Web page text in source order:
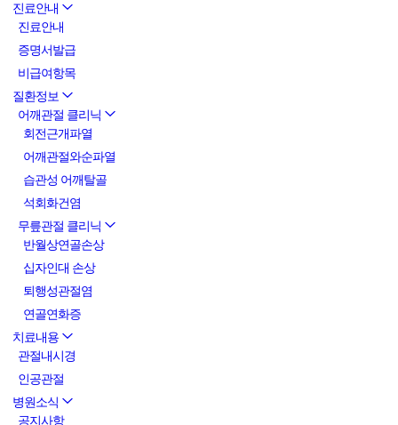
진료안내
진료안내
증명서발급
비급여항목
질환정보
어깨관절 클리닉
회전근개파열
어깨관절와순파열
습관성 어깨탈골
석회화건염
무릎관절 클리닉
반월상연골손상
십자인대 손상
퇴행성관절염
연골연화증
치료내용
관절내시경
인공관절
병원소식
공지사항